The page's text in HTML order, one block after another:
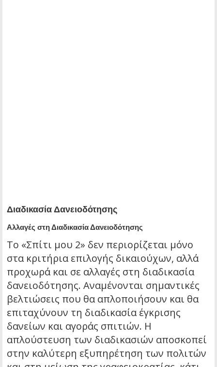
Διαδικασία Δανειοδότησης
Αλλαγές στη Διαδικασία Δανειοδότησης
Το «Σπίτι μου 2» δεν περιορίζεται μόνο
στα κριτήρια επιλογής δικαιούχων, αλλά
προχωρά και σε αλλαγές στη διαδικασία
δανειοδότησης. Αναμένονται σημαντικές
βελτιώσεις που θα απλοποιήσουν και θα
επιταχύνουν τη διαδικασία έγκρισης
δανείων και αγοράς σπιτιών. Η
απλούστευση των διαδικασιών αποσκοπεί
στην καλύτερη εξυπηρέτηση των πολιτών